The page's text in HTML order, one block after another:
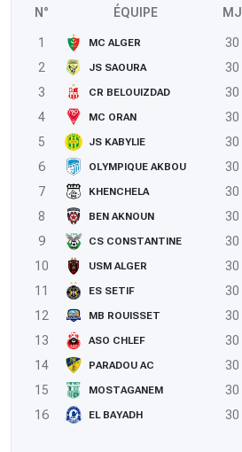
N° ÉQUIPE MJ
1 MC ALGER 30
2
JS SAOURA 30
3
CR BELOUIZDAD 30
4
MC ORAN 30
5
JS KABYLIE 30
6
OLYMPIQUE AKBOU 30
7
KHENCHELA 30
8
BEN AKNOUN 30
9
CS CONSTANTINE 30
10
USM ALGER 30
11
ES SETIF 30
12
MB ROUISSET 30
13
ASO CHLEF 30
14
PARADOU AC 30
15
MOSTAGANEM 30
16
EL BAYADH 30